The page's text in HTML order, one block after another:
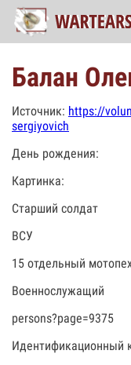
Балан
Источник: https://
sergiyovich
День рождения:
Картинка:
Старший солдат
ВСУ
15 отдельный
Военнослужащий
persons?page=9375
Идентификационный